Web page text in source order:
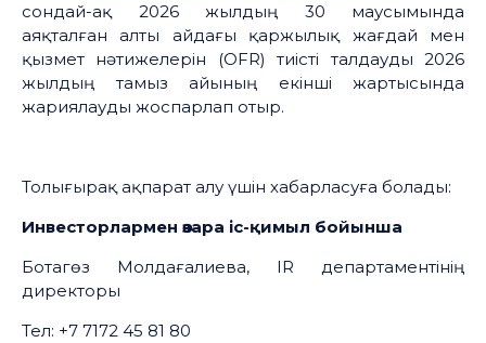
сондай-ақ 2026 жылдың 30 маусымында
аяқталған алты айдағы қаржылық жағдай мен
қызмет нәтижелерін (OFR) тиісті талдауды 2026
жылдың тамыз айының екінші жартысында
жариялауды жоспарлап отыр.
Толығырақ ақпарат алу үшін хабарласуға болады:
Инвесторлармен өзара іс-қимыл бойынша
Ботагөз Молдағалиева, IR департаментінің
директоры
Тел: +7 7172 45 81 80